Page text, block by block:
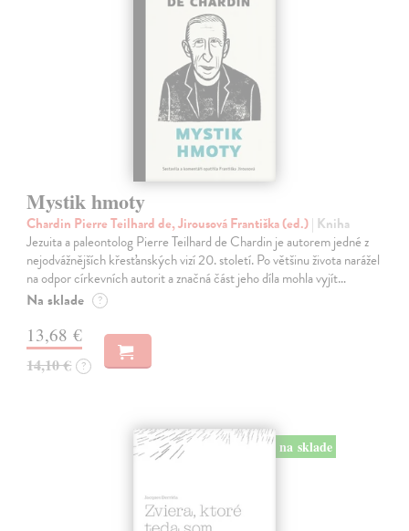
Mystik hmoty
Chardin Pierre Teilhard de, Jirousová Františka (ed.)| Kniha
Jezuita a paleontolog Pierre Teilhard de Chardin je autorem jedné z
nejodvážnějších křesťanských vizí 20. století. Po většinu života narážel
na odpor církevních autorit a značná část jeho díla mohla vyjít…
Na sklade ?
13,68 €
14,10 € ?
na sklade